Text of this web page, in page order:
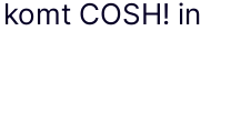
COSH! in